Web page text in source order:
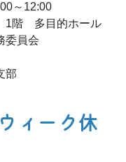
～12:00
1階 多目的ホール
委員会
部
ィーク休